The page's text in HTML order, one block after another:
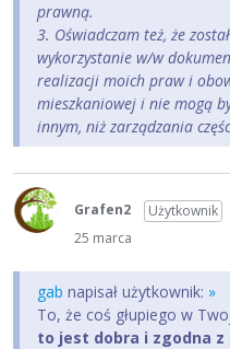
prawną.
3. Oświadczam też, że
wykorzystanie w/w
realizacji moich praw i
mieszkaniowej i nie mogą
innym, niż zarządzania
Grafen2
Użytkownik
25 marca
gab napisał użytkownik: »
To, że coś głupiego w
to jest dobra i zgodna